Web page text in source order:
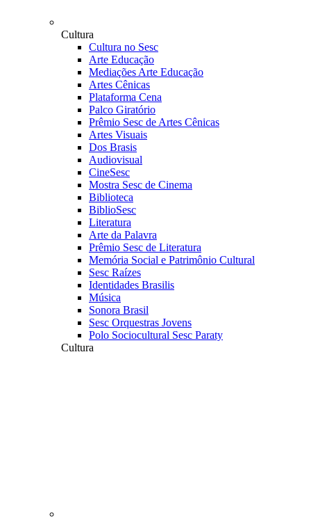
Cultura
Cultura no Sesc
Arte Educação
Mediações Arte Educação
Artes Cênicas
Plataforma Cena
Palco Giratório
Prêmio Sesc de Artes Cênicas
Artes Visuais
Dos Brasis
Audiovisual
CineSesc
Mostra Sesc de Cinema
Biblioteca
BiblioSesc
Literatura
Arte da Palavra
Prêmio Sesc de Literatura
Memória Social e Patrimônio Cultural
Sesc Raízes
Identidades Brasilis
Música
Sonora Brasil
Sesc Orquestras Jovens
Polo Sociocultural Sesc Paraty
Cultura